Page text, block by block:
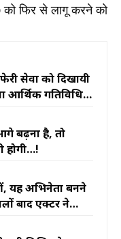
को फिर से लागू करने को
फेरी सेवा को दिखायी
आर्थिक गतिविधियों
बढ़ना है, तो
होगी…!
यह अभिनेता बनने
बाद एक्टर ने